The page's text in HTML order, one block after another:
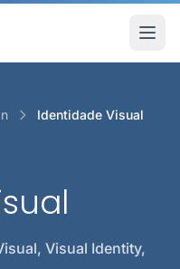
Identidade Visual
Visual Identity,